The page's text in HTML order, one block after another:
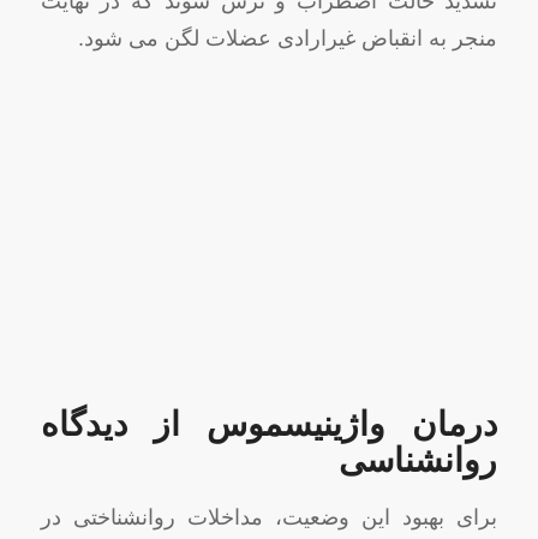
منجر به انقباض غیرارادی عضلات لگن می شود.
درمان واژینیسموس از دیدگاه
روانشناسی
برای بهبود این وضعیت، مداخلات روانشناختی در